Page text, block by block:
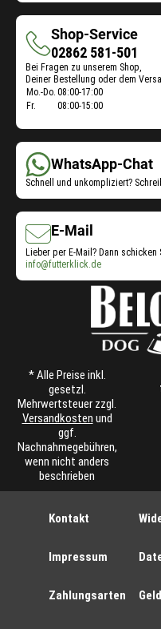
Shop-Service
Shop-
Service
02862 581-501
Bei Fragen zu unserem Shop,
Deiner Bestellung oder dem
Öffnungszeiten
Shop-
Mo.-Do. 08:00-17:00
Fr.
08:00-15:00
WhatsApp-Chat
Schnell und unkompliziert?
E-Mail
Lieber per E-Mail? Dann
info@futterklick.de
* Alle Preise inkl.
gesetzl.
Mehrwertsteuer zzgl.
Versandkosten und
ggf.
Nachnahmegebühren,
wenn nicht anders
beschrieben
Kontakt
Impressum
Zahlungsarten